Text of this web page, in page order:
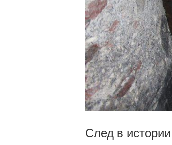
След в истории